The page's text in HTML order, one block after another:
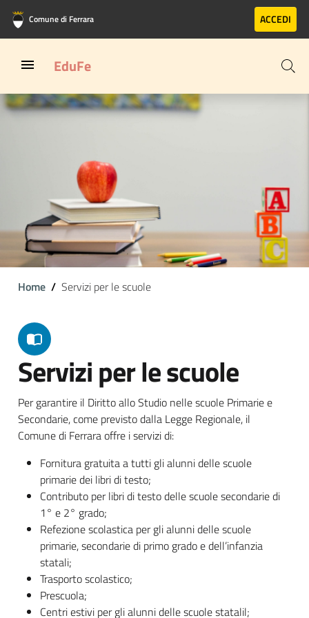
Vai al contenuto principale
Vai al footer
Comune di Ferrara ACCEDI
EduFe
Home Servizi per le scuole
Servizi per le scuole
Per garantire il Diritto allo Studio nelle scuole Primarie e
Secondarie, come previsto dalla Legge Regionale, il
Comune di Ferrara offre i servizi di:
Fornitura gratuita a tutti gli alunni delle scuole
primarie dei libri di testo;
Contributo per libri di testo delle scuole secondarie di
1° e 2° grado;
Refezione scolastica per gli alunni delle scuole
primarie, secondarie di primo grado e dell’infanzia
statali;
Trasporto scolastico;
Prescuola;
Centri estivi per gli alunni delle scuole statalil;